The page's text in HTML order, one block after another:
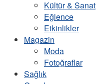
Kültür & Sanat
Eğlence
Etkinlikler
Magazin
Moda
Fotoğraflar
Sağlık